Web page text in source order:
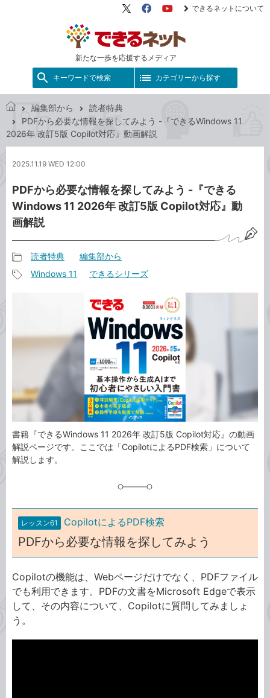
新たな一歩を応援するメディア
X（旧
FacebookYouTube
できるネットについて
キーワードで検索 カテゴリーから探す
で
き
ッ
編集部から
読者特典
PDFから必要な情報を探してみよう -『できるWindows 11
2026年 改訂5版 Copilot対応』動画解説
2025.11.19 WED 12:00
PDFから必要な情報を探してみよう -『できる
Windows 11 2026年 改訂5版 Copilot対応』動
画解説
事
リ
読者特典 編集部から
Windows 11 できるシリーズ
書籍『できるWindows 11 2026年 改訂5版 Copilot対応』の動画
解説ページです。ここでは「CopilotによるPDF検索」について
解説します。
レッスン61 CopilotによるPDF検索
PDFから必要な情報を探してみよう
Copilotの機能は、Webページだけでなく、PDFファイル
でも利用できます。PDFの文書をMicrosoft Edgeで表示
して、その内容について、Copilotに質問してみましょ
う。